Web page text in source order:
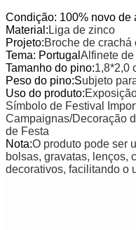
Condição: 100% novo de
Material: Liga de zinco
Projeto:Broche de crachá
Tema: Portugal Alfinete
Tamanho do pino:1,8*2,0
Peso do pino:Subjeto
Uso do produto:
Símbolo de Festival
Campaignas/Decoração
de Festa
Nota:O produto pode ser
bolsas, gravatas, lenços,
decorativos, facilitando o